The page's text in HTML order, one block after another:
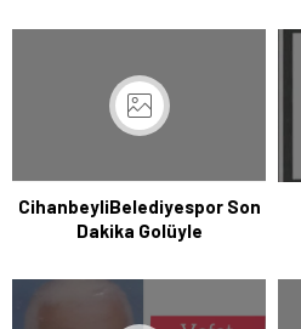
CihanbeyliBelediyespor Son
Dakika Golüyle